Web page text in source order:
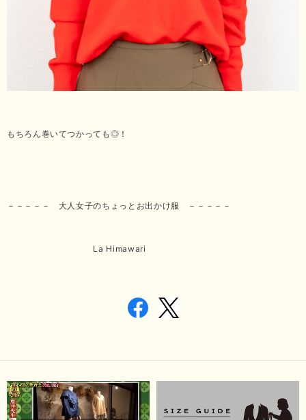
もちろん巻いてつかっても◎！
－－－－－ 大人女子のちょっとお出かけ服 －－－－－
La Himawari